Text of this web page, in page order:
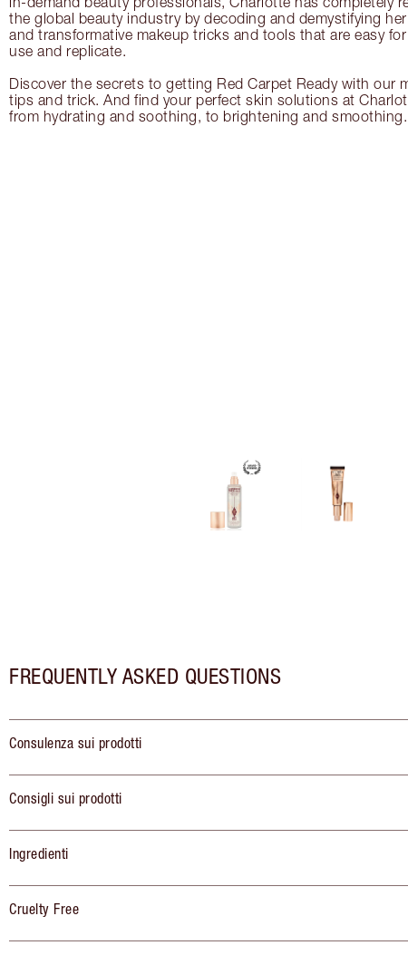
the global beauty industry by decoding and demystifying
and transformative makeup tricks and tools that are easy
use and replicate.
Discover the secrets to getting Red Carpet Ready with our
tips and trick. And find your perfect skin solutions at
from hydrating and soothing, to brightening and smoothing.
FREQUENTLY ASKED QUESTIONS
Consulenza sui prodotti
Consigli sui prodotti
Ingredienti
Cruelty Free